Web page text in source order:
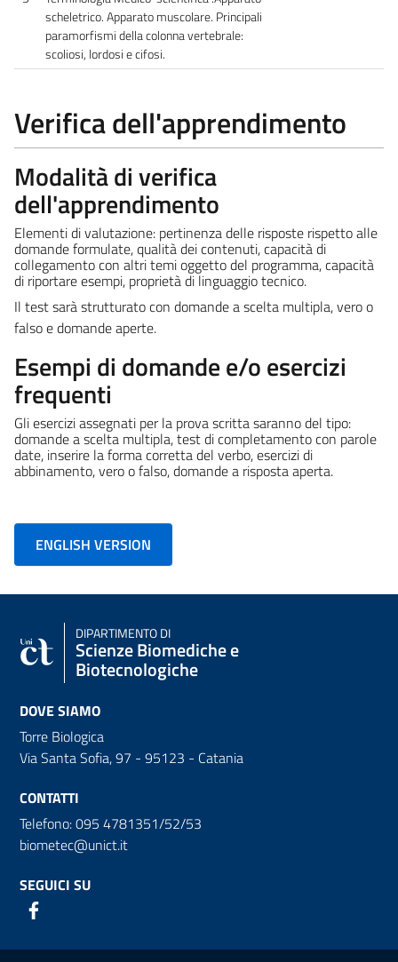
scheletrico. Apparato muscolare. Principali
paramorfismi della colonna vertebrale:
scoliosi, lordosi e cifosi.
Verifica dell'apprendimento
Modalità di verifica
dell'apprendimento
Elementi di valutazione: pertinenza delle risposte rispetto alle
domande formulate, qualità dei contenuti, capacità di
collegamento con altri temi oggetto del programma, capacità
di riportare esempi, proprietà di linguaggio tecnico.
Il test sarà strutturato con domande a scelta multipla, vero o
falso e domande aperte.
Esempi di domande e/o esercizi
frequenti
Gli esercizi assegnati per la prova scritta saranno del tipo:
domande a scelta multipla, test di completamento con parole
date, inserire la forma corretta del verbo, esercizi di
abbinamento, vero o falso, domande a risposta aperta.
ENGLISH VERSION
DIPARTIMENTO DI
Scienze Biomediche e
Biotecnologiche
DOVE SIAMO
Torre Biologica
Via Santa Sofia, 97 - 95123 - Catania
CONTATTI
Telefono: 095 4781351/52/53
biometec@unict.it
SEGUICI SU